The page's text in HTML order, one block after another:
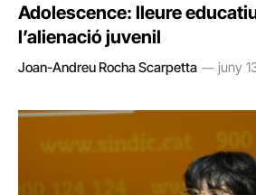
Adolescence: lleure
l’alienació juvenil
Joan-Andreu Rocha Scarpetta juny